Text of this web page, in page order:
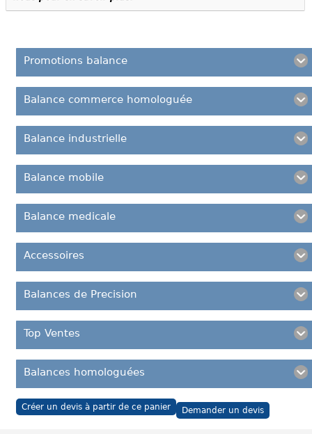
Promotions balance
Balance commerce homologuée
Balance industrielle
Balance mobile
Balance medicale
Accessoires
Balances de Precision
Top Ventes
Balances homologuées
Créer un devis à partir de ce panier Demander un devis